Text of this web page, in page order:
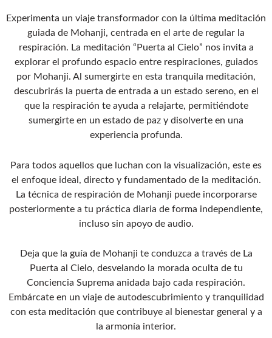
Experimenta un viaje transformador con la última meditación
guiada de Mohanji, centrada en el arte de regular la
respiración. La meditación “Puerta al Cielo” nos invita a
explorar el profundo espacio entre respiraciones, guiados
por Mohanji. Al sumergirte en esta tranquila meditación,
descubrirás la puerta de entrada a un estado sereno, en el
que la respiración te ayuda a relajarte, permitiéndote
sumergirte en un estado de paz y disolverte en una
experiencia profunda.
Para todos aquellos que luchan con la visualización, este es
el enfoque ideal, directo y fundamentado de la meditación.
La técnica de respiración de Mohanji puede incorporarse
posteriormente a tu práctica diaria de forma independiente,
incluso sin apoyo de audio.
Deja que la guía de Mohanji te conduzca a través de La
Puerta al Cielo, desvelando la morada oculta de tu
Conciencia Suprema anidada bajo cada respiración.
Embárcate en un viaje de autodescubrimiento y tranquilidad
con esta meditación que contribuye al bienestar general y a
la armonía interior.